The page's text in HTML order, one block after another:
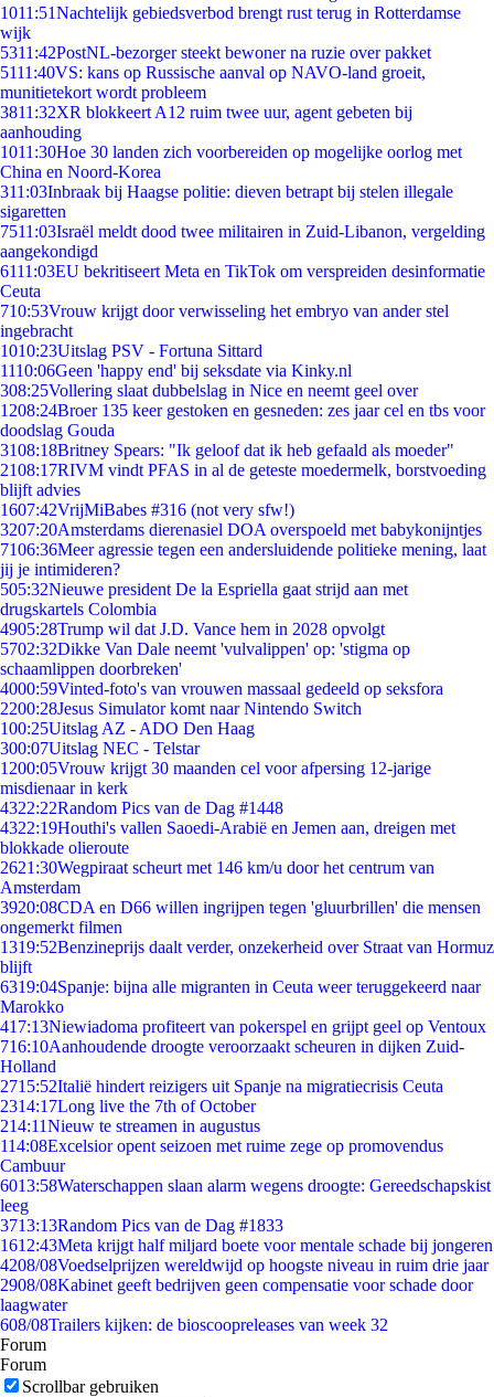
1011:51Nachtelijk gebiedsverbod brengt rust terug in Rotterdamse
wijk
5311:42PostNL-bezorger steekt bewoner na ruzie over pakket
5111:40VS: kans op Russische aanval op NAVO-land groeit,
munitietekort wordt probleem
3811:32XR blokkeert A12 ruim twee uur, agent gebeten bij
aanhouding
1011:30Hoe 30 landen zich voorbereiden op mogelijke oorlog met
China en Noord-Korea
311:03Inbraak bij Haagse politie: dieven betrapt bij stelen illegale
sigaretten
7511:03Israël meldt dood twee militairen in Zuid-Libanon, vergelding
aangekondigd
6111:03EU bekritiseert Meta en TikTok om verspreiden desinformatie
Ceuta
710:53Vrouw krijgt door verwisseling het embryo van ander stel
ingebracht
1010:23Uitslag PSV - Fortuna Sittard
1110:06Geen 'happy end' bij seksdate via Kinky.nl
308:25Vollering slaat dubbelslag in Nice en neemt geel over
1208:24Broer 135 keer gestoken en gesneden: zes jaar cel en tbs voor
doodslag Gouda
3108:18Britney Spears: "Ik geloof dat ik heb gefaald als moeder"
2108:17RIVM vindt PFAS in al de geteste moedermelk, borstvoeding
blijft advies
1607:42VrijMiBabes #316 (not very sfw!)
3207:20Amsterdams dierenasiel DOA overspoeld met babykonijntjes
7106:36Meer agressie tegen een andersluidende politieke mening, laat
jij je intimideren?
505:32Nieuwe president De la Espriella gaat strijd aan met
drugskartels Colombia
4905:28Trump wil dat J.D. Vance hem in 2028 opvolgt
5702:32Dikke Van Dale neemt 'vulvalippen' op: 'stigma op
schaamlippen doorbreken'
4000:59Vinted-foto's van vrouwen massaal gedeeld op seksfora
2200:28Jesus Simulator komt naar Nintendo Switch
100:25Uitslag AZ - ADO Den Haag
300:07Uitslag NEC - Telstar
1200:05Vrouw krijgt 30 maanden cel voor afpersing 12-jarige
misdienaar in kerk
4322:22Random Pics van de Dag #1448
4322:19Houthi's vallen Saoedi-Arabië en Jemen aan, dreigen met
blokkade olieroute
2621:30Wegpiraat scheurt met 146 km/u door het centrum van
Amsterdam
3920:08CDA en D66 willen ingrijpen tegen 'gluurbrillen' die mensen
ongemerkt filmen
1319:52Benzineprijs daalt verder, onzekerheid over Straat van Hormuz
blijft
6319:04Spanje: bijna alle migranten in Ceuta weer teruggekeerd naar
Marokko
417:13Niewiadoma profiteert van pokerspel en grijpt geel op Ventoux
716:10Aanhoudende droogte veroorzaakt scheuren in dijken Zuid-
Holland
2715:52Italië hindert reizigers uit Spanje na migratiecrisis Ceuta
2314:17Long live the 7th of October
214:11Nieuw te streamen in augustus
114:08Excelsior opent seizoen met ruime zege op promovendus
Cambuur
6013:58Waterschappen slaan alarm wegens droogte: Gereedschapskist
leeg
3713:13Random Pics van de Dag #1833
1612:43Meta krijgt half miljard boete voor mentale schade bij jongeren
4208/08Voedselprijzen wereldwijd op hoogste niveau in ruim drie jaar
2908/08Kabinet geeft bedrijven geen compensatie voor schade door
laagwater
608/08Trailers kijken: de bioscoopreleases van week 32
Forum
Forum
Scrollbar gebruiken